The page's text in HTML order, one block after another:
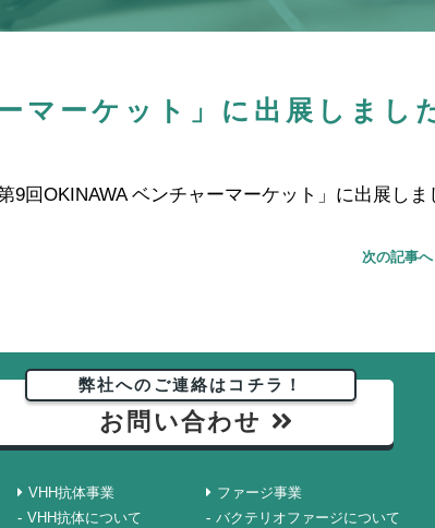
ーケット」に出展しまし
回OKINAWA ベンチャーマーケット」に出展しま
次の記事へ
弊社へのご連絡はコチラ！
お問い合わせ
VHH抗体事業
VHH抗体について
ファージ事業
バクテリオファージについて